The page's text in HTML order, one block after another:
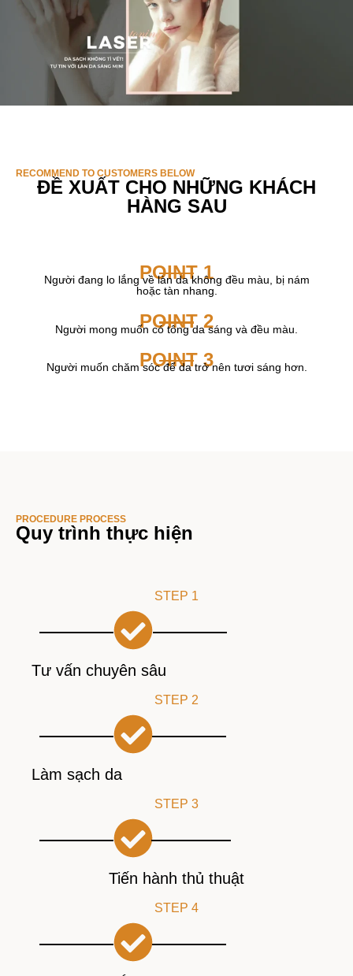
RECOMMEND TO CUSTOMERS BELOW
ĐỀ XUẤT CHO NHỮNG KHÁCH
HÀNG SAU
POINT 1
Người đang lo lắng về làn da không đều màu, bị nám
hoặc tàn nhang.
POINT 2
Người mong muốn có tông da sáng và đều màu.
POINT 3
Người muốn chăm sóc để da trở nên tươi sáng hơn.
PROCEDURE PROCESS
Quy trình thực hiện
STEP 1
Tư vấn chuyên sâu
STEP 2
Làm sạch da
STEP 3
Tiến hành thủ thuật
STEP 4